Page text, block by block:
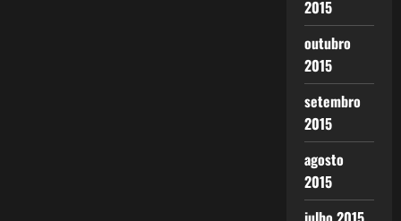
2015
outubro
2015
setembro
2015
agosto
2015